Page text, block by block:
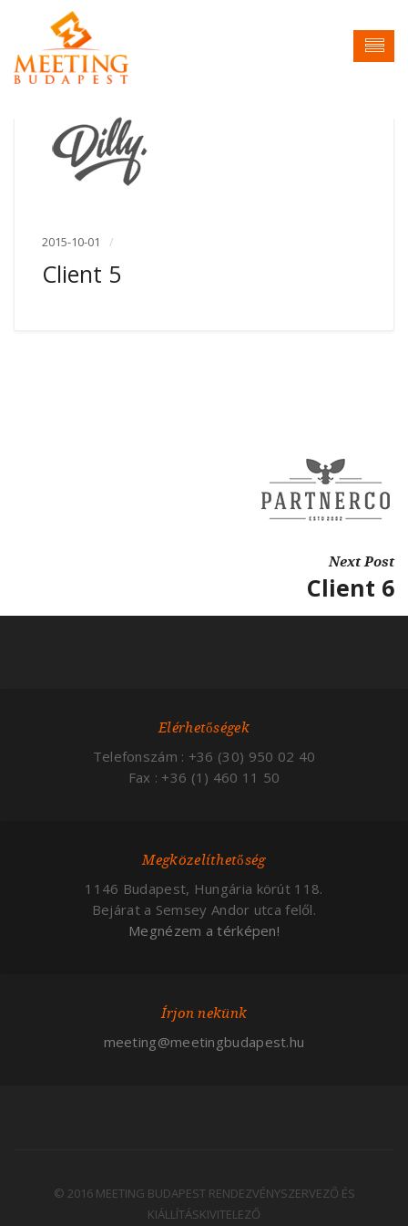
2015-10-01
Client 5
Next Post
Client 6
Elérhetőségek
Telefonszám : +36 (30) 950 02 40
Fax : +36 (1) 460 11 50
Megközelíthetőség
1146 Budapest, Hungária körút 118.
Bejárat a Semsey Andor utca felől.
Megnézem a térképen!
Írjon nekünk
meeting@meetingbudapest.hu
© 2016 MEETING BUDAPEST RENDEZVÉNYSZERVEZŐ ÉS
KIÁLLÍTÁSKIVITELEZŐ